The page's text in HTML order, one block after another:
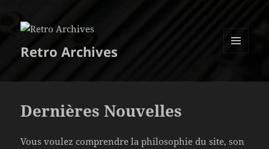
Retro Archives
Dernières Nouvelles
Vous voulez comprendre la philosophie du site, son